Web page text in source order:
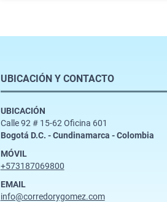
UBICACIÓN Y CONTACTO
UBICACIÓN
Calle 92 # 15-62 Oficina 601
Bogotá D.C. - Cundinamarca - Colombia
MÓVIL
+573187069800
EMAIL
info@corredorygomez.com